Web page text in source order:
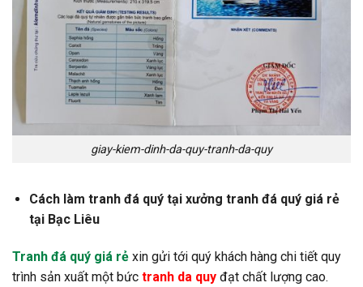
giay-kiem-dinh-da-quy-tranh-da-quy
Cách làm tranh đá quý tại xưởng tranh đá quý giá rẻ
tại Bạc Liêu
Tranh đá quý giá rẻ xin gửi tới quý khách hàng chi tiết quy
trình sản xuất một bức tranh da quy đạt chất lượng cao.